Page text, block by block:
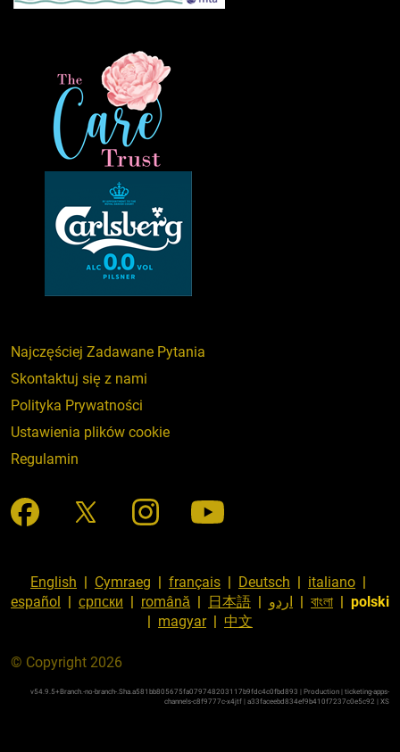
Najczęściej Zadawane Pytania
Skontaktuj się z nami
Polityka Prywatności
Ustawienia plików cookie
Regulamin
English | Cymraeg | français | Deutsch | italiano |
español | српски | română | 日本語 | اردو | বাংলা | polski
| magyar| 中文
© Copyright 2026
v54.9.5+Branch.-no-branch-.Sha.a581bb805675fa079748203117b9fdc4c0fbd893 | Production | ticketing-apps-
channels-c8f9777c-x4jtf | a33faceebd834ef9b410f7237c0e5c92 | XS